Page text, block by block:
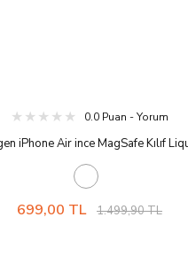
0.0 Puan - Yorum
iPhone Air ince MagSafe Kılıf
Sararmaya Dayanıklı DuraClear™
Teknolojisi™ Askeri Sınıf Koruma
699,00 TL 1.499,90 TL